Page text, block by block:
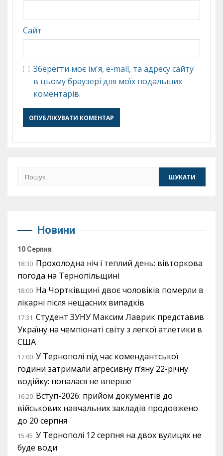
Сайт
Зберегти моє ім'я, e-mail, та адресу сайту
в цьому браузері для моїх подальших
коментарів.
Пошук:
Новини
10 Серпня
18:30 Прохолодна ніч і теплий день: вівторкова
погода на Тернопільщині
18:00 На Чортківщині двоє чоловіків померли в
лікарні після нещасних випадків
17:31 Студент ЗУНУ Максим Лаврик представив
Україну на чемпіонаті світу з легкої атлетики в
США
17:00 У Тернополі під час комендантської
години затримали агресивну п’яну 22-річну
водійку: попалася не вперше
16:20 Вступ-2026: прийом документів до
військових навчальних закладів продовжено
до 20 серпня
15:45 У Тернополі 12 серпня на двох вулицях не
буде води